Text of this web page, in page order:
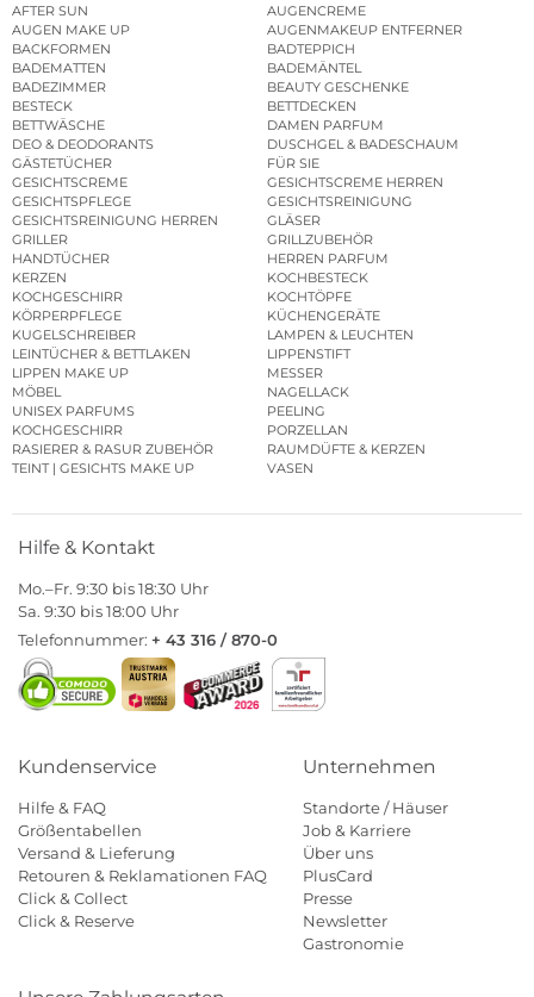
AFTER SUN
AUGENCREME
AUGEN MAKE UP
AUGENMAKEUP ENTFERNER
BACKFORMEN
BADTEPPICH
BADEMATTEN
BADEMÄNTEL
BADEZIMMER
BEAUTY GESCHENKE
BESTECK
BETTDECKEN
BETTWÄSCHE
DAMEN PARFUM
DEO & DEODORANTS
DUSCHGEL & BADESCHAUM
GÄSTETÜCHER
FÜR SIE
GESICHTSCREME
GESICHTSCREME HERREN
GESICHTSPFLEGE
GESICHTSREINIGUNG
GESICHTSREINIGUNG HERREN
GLÄSER
GRILLER
GRILLZUBEHÖR
HANDTÜCHER
HERREN PARFUM
KERZEN
KOCHBESTECK
KOCHGESCHIRR
KOCHTÖPFE
KÖRPERPFLEGE
KÜCHENGERÄTE
KUGELSCHREIBER
LAMPEN & LEUCHTEN
LEINTÜCHER & BETTLAKEN
LIPPENSTIFT
LIPPEN MAKE UP
MESSER
MÖBEL
NAGELLACK
UNISEX PARFUMS
PEELING
KOCHGESCHIRR
PORZELLAN
RASIERER & RASUR ZUBEHÖR
RAUMDÜFTE & KERZEN
TEINT | GESICHTS MAKE UP
VASEN
Hilfe & Kontakt
Mo.–Fr. 9:30 bis 18:30 Uhr
Sa. 9:30 bis 18:00 Uhr
Telefonnummer: + 43 316 / 870-0
Kundenservice
Hilfe & FAQ
Größentabellen
Versand & Lieferung
Retouren & Reklamationen FAQ
Click & Collect
Click & Reserve
Unternehmen
Standorte / Häuser
Job & Karriere
Über uns
PlusCard
Presse
Newsletter
Gastronomie